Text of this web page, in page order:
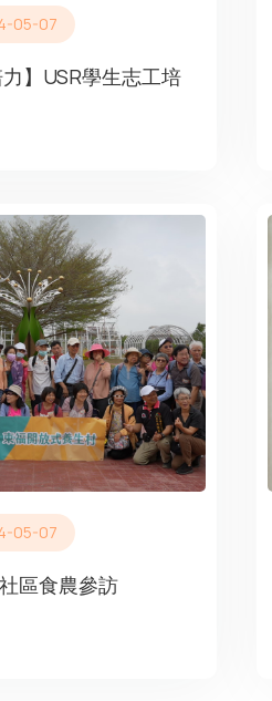
05-07
力】USR學生志工培
05-07
區食農參訪